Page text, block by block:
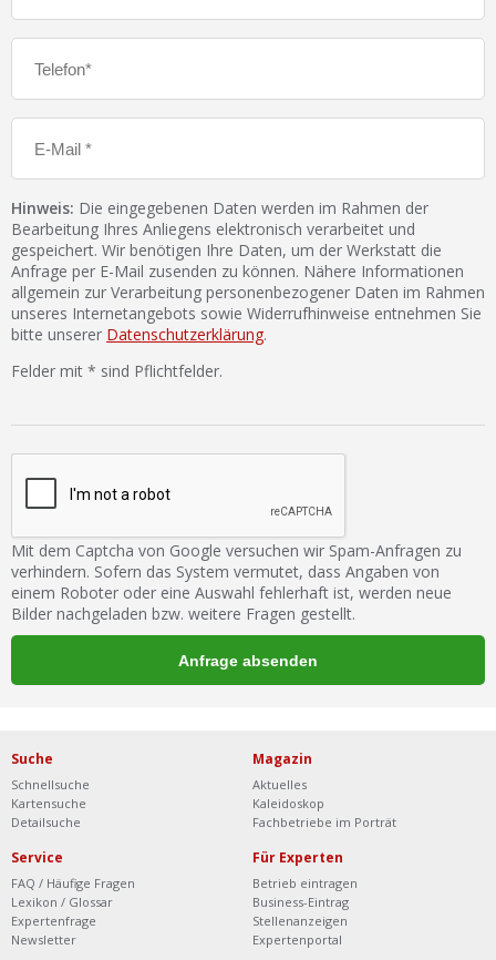
Hinweis: Die eingegebenen Daten werden im Rahmen der
Bearbeitung Ihres Anliegens elektronisch verarbeitet und
gespeichert. Wir benötigen Ihre Daten, um der Werkstatt die
Anfrage per E-Mail zusenden zu können. Nähere Informationen
allgemein zur Verarbeitung personenbezogener Daten im Rahmen
unseres Internetangebots sowie Widerrufhinweise entnehmen Sie
bitte unserer Datenschutzerklärung.
Felder mit * sind Pflichtfelder.
Mit dem Captcha von Google versuchen wir Spam-Anfragen zu
verhindern. Sofern das System vermutet, dass Angaben von
einem Roboter oder eine Auswahl fehlerhaft ist, werden neue
Bilder nachgeladen bzw. weitere Fragen gestellt.
Suche
Schnellsuche
Kartensuche
Detailsuche
Magazin
Aktuelles
Kaleidoskop
Fachbetriebe im Porträt
Service
FAQ / Häufige Fragen
Lexikon / Glossar
Expertenfrage
Newsletter
Für Experten
Betrieb eintragen
Business-Eintrag
Stellenanzeigen
Expertenportal